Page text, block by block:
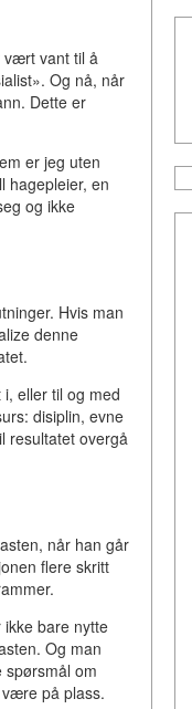
vært vant til å
Og nå, når
Dette er
er jeg uten
hagepleier, en
og ikke
Hvis man
denne
eller til og med
disiplin, evne
resultatet overgå
når han går
flere skritt
ikke bare nytte
Og man
spørsmål om
på plass.